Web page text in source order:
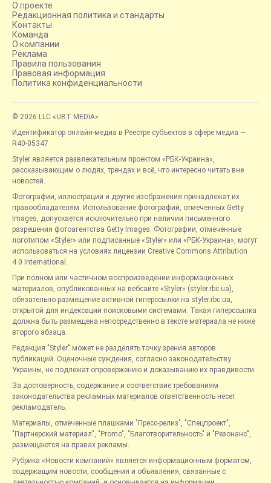
О проекте
Редакционная политика и стандарты
Контакты
Команда
О компании
Реклама
Правила пользования
Правовая информация
Политика конфиденциальности
© 2026 LLC «UBT MEDIA»
Идентификатор онлайн-медиа в Реестре субъектов в сфере медиа —
R40-05347
Styler является развлекательным проектом «РБК-Украина»,
рассказывающим о людях, трендах и всё, что интересно читать вне
новостей.
Фотографии, иллюстрации и другие изображения принадлежат их
правообладателям. Использование фотографий, отмеченных Getty
Images, допускается исключительно при наличии письменного
разрешения фотоагентства Getty Images. Фотографии, отмеченные
логотипом «Styler» или подписанные «Styler» или «РБК-Украина», могут
использоваться на условиях лицензии Creative Commons Attribution
4.0 International.
При полном или частичном воспроизведении информационных
материалов, опубликованных на вебсайте «Styler» (styler.rbc.ua),
обязательно размещение активной гиперссылки на styler.rbc.ua,
открытой для индексации поисковыми системами. Такая гиперссылка
должна быть размещена непосредственно в тексте материала не ниже
второго абзаца.
Редакция "Styler" может не разделять точку зрения авторов
публикаций. Оценочные суждения, согласно законодательству
Украины, не подлежат опровержению и доказыванию их правдивости.
За достоверность, содержание и соответствие требованиям
законодательства рекламных материалов ответственность несет
рекламодатель.
Материалы, отмеченные плашками "Пресс-релиз", "Спецпроект",
"Партнерский материал", "Promo", "Благотворительность" и "Резонанс",
размещаются на правах рекламы.
Рубрика «Новости компаний» является информационным форматом,
содержащим новости, сообщения и объявления, связанные с